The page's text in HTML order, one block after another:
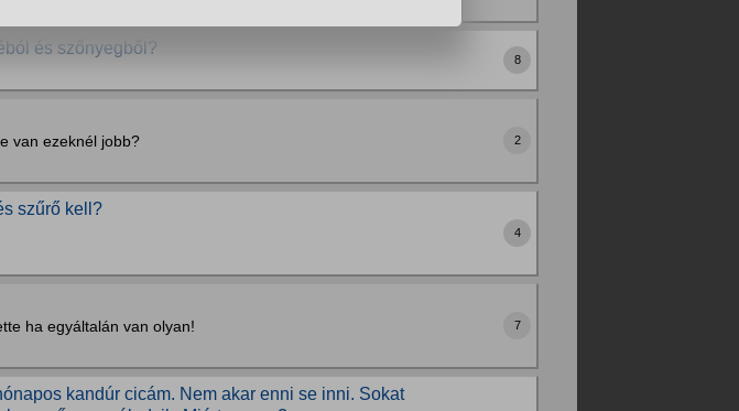
és szőnyegből?
8
van ezeknél jobb? 2
szűrő kell?
4
ha egyáltalán van olyan! 7
kandúr cicám. Nem akar enni se inni. Sokat